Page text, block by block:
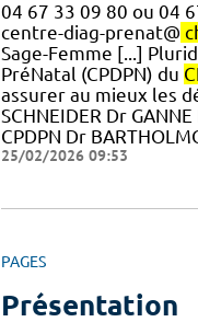
04 67 33 09 80 ou 04
centre-diag-prenat@
Sage-Femme [...]
PréNatal (CPDPN) du
assurer au mieux les
SCHNEIDER Dr
CPDPN Dr
25/02/2026 09:53
PAGES
Présentation